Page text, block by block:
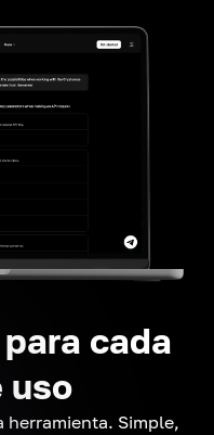
cada
uso
herramienta. Simple,